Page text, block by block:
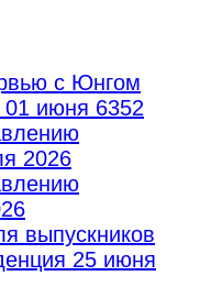
с Юнгом
01 июня 6352
2026
выпускников
25 июня